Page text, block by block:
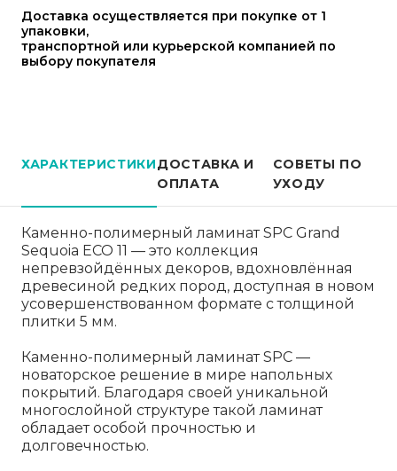
Доставка осуществляется при покупке от 1
упаковки,
транспортной или курьерской компанией по
выбору покупателя
ХАРАКТЕРИСТИКИДОСТАВКА И
ОПЛАТА
СОВЕТЫ ПО
УХОДУ
Каменно-полимерный ламинат SPC Grand
Sequoia ECO 11 — это коллекция
непревзойдённых декоров, вдохновлённая
древесиной редких пород, доступная в новом
усовершенствованном формате с толщиной
плитки 5 мм.
Каменно-полимерный ламинат SPC —
новаторское решение в мире напольных
покрытий. Благодаря своей уникальной
многослойной структуре такой ламинат
обладает особой прочностью и
долговечностью.